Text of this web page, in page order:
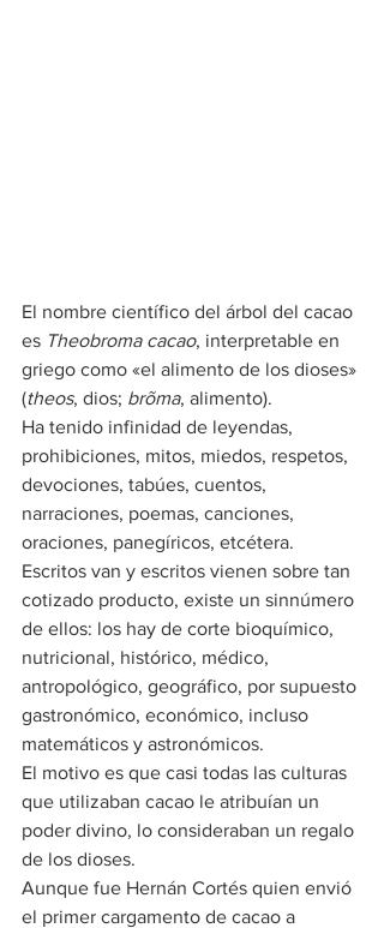
El nombre científico del árbol del cacao
es Theobroma cacao, interpretable en
griego como «el alimento de los dioses»
(theos, dios; brõma, alimento).
Ha tenido infinidad de leyendas,
prohibiciones, mitos, miedos, respetos,
devociones, tabúes, cuentos,
narraciones, poemas, canciones,
oraciones, panegíricos, etcétera.
Escritos van y escritos vienen sobre tan
cotizado producto, existe un sinnúmero
de ellos: los hay de corte bioquímico,
nutricional, histórico, médico,
antropológico, geográfico, por supuesto
gastronómico, económico, incluso
matemáticos y astronómicos.
El motivo es que casi todas las culturas
que utilizaban cacao le atribuían un
poder divino, lo consideraban un regalo
de los dioses.
Aunque fue Hernán Cortés quien envió
el primer cargamento de cacao a